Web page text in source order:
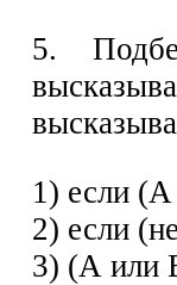
5.
1) если
2) если
3) (А или